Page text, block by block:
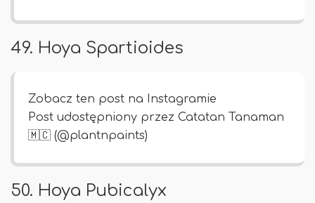
49. Hoya Spartioides
Zobacz ten post na Instagramie
Post udostępniony przez Catatan Tanaman
🇲🇨 (@plantnpaints)
50. Hoya Pubicalyx